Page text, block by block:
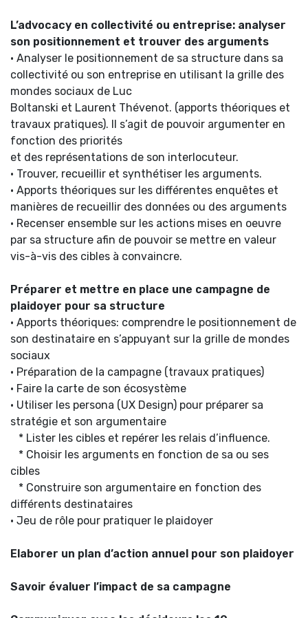
L’advocacy en collectivité ou entreprise: analyser
son positionnement et trouver des arguments
• Analyser le positionnement de sa structure dans sa
collectivité ou son entreprise en utilisant la grille des
mondes sociaux de Luc
Boltanski et Laurent Thévenot. (apports théoriques et
travaux pratiques). Il s’agit de pouvoir argumenter en
fonction des priorités
et des représentations de son interlocuteur.
• Trouver, recueillir et synthétiser les arguments.
• Apports théoriques sur les différentes enquêtes et
manières de recueillir des données ou des arguments
• Recenser ensemble sur les actions mises en oeuvre
par sa structure afin de pouvoir se mettre en valeur
vis-à-vis des cibles à convaincre.
Préparer et mettre en place une campagne de
plaidoyer pour sa structure
• Apports théoriques: comprendre le positionnement de
son destinataire en s’appuyant sur la grille de mondes
sociaux
• Préparation de la campagne (travaux pratiques)
• Faire la carte de son écosystème
• Utiliser les persona (UX Design) pour préparer sa
stratégie et son argumentaire
* Lister les cibles et repérer les relais d’influence.
* Choisir les arguments en fonction de sa ou ses
cibles
* Construire son argumentaire en fonction des
différents destinataires
• Jeu de rôle pour pratiquer le plaidoyer
Elaborer un plan d’action annuel pour son plaidoyer
Savoir évaluer l’impact de sa campagne